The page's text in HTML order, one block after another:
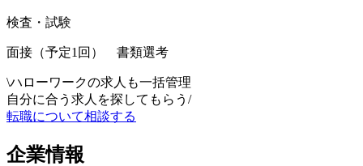
検査・試験
面接（予定1回） 書類選考
\ハローワークの求人も一括管理
自分に合う求人を探してもらう /
転職について相談する
企業情報